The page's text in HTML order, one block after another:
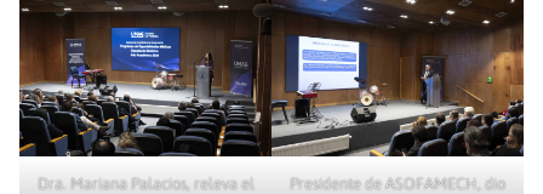
Dra. Mariana Palacios, releva el
Presidente de ASOFAMECH, dio